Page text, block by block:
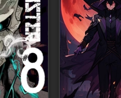
Tập 9
Tập 10
Tập 12
Tập 13
Tập 14